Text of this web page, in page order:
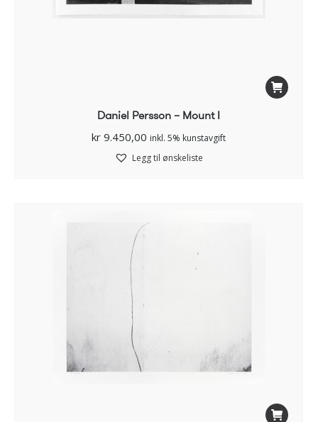
Daniel Persson – Mount I
kr 9.450,00 inkl. 5% kunstavgift
Legg til ønskeliste